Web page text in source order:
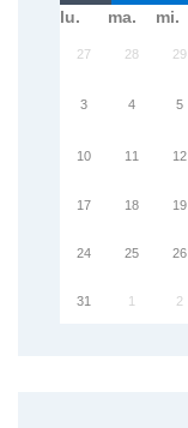
lu. ma. mi.
27 28 29
3 4 5
10 11 12
17 18 19
24 25 26
31 1 2